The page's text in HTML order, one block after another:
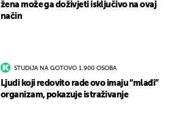
žena može ga doživjeti isključivo na ovaj
način
STUDIJA NA GOTOVO 1.900 OSOBA
Ljudi koji redovito rade ovo imaju “mlađi”
organizam, pokazuje istraživanje